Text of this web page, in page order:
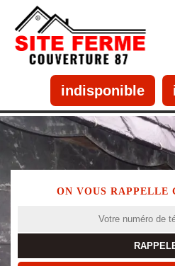
indisponible
ON VOUS RAPPELLE